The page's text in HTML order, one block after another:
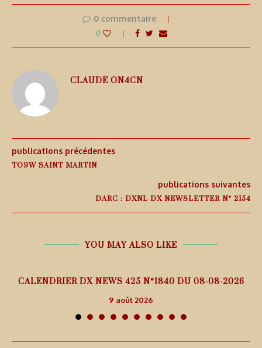
0 commentaire
0
CLAUDE ON4CN
publications précédentes
TO9W SAINT MARTIN
publications suivantes
DARC : DXNL DX NEWSLETTER N° 2154
YOU MAY ALSO LIKE
CALENDRIER DX NEWS 425 N°1840 DU 08-08-2026
9 août 2026